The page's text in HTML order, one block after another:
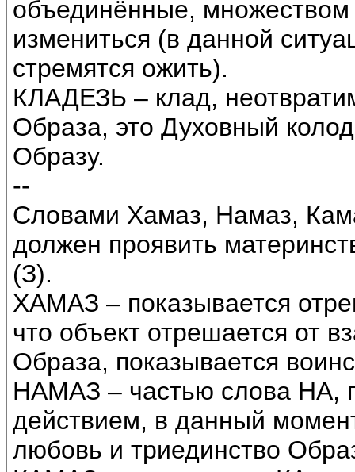
объединённые,
измениться (в данной
стремятся ожить).
КЛАДЕЗЬ – клад,
Образа, это Духовный
Образу.
--
Словами Хамаз, Намаз,
должен проявить
(З).
ХАМАЗ – показывается
что объект отрешается от
Образа, показывается
НАМАЗ – частью слова НА,
действием, в данный
любовь и триединство